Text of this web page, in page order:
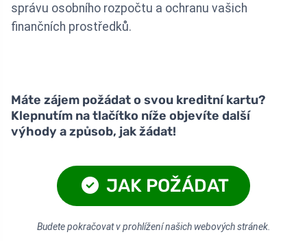
správu osobního rozpočtu a ochranu vašich
finančních prostředků.
Máte zájem požádat o svou kreditní kartu?
Klepnutím na tlačítko níže objevíte další
výhody a způsob, jak žádat!
JAK POŽÁDAT
Budete pokračovat v prohlížení našich webových stránek.